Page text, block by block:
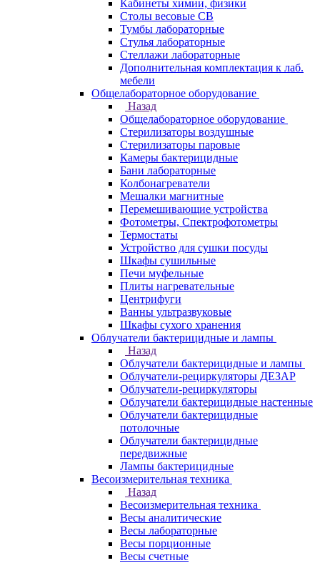
Кабинеты химии, физики
Столы весовые СВ
Тумбы лабораторные
Стулья лабораторные
Стеллажи лабораторные
Дополнительная комплектация к лаб.
мебели
Общелабораторное оборудование
Назад
Общелабораторное оборудование
Стерилизаторы воздушные
Стерилизаторы паровые
Камеры бактерицидные
Бани лабораторные
Колбонагреватели
Мешалки магнитные
Перемешивающие устройства
Фотометры, Спектрофотометры
Термостаты
Устройство для сушки посуды
Шкафы сушильные
Печи муфельные
Плиты нагревательные
Центрифуги
Ванны ультразвуковые
Шкафы сухого хранения
Облучатели бактерицидные и лампы
Назад
Облучатели бактерицидные и лампы
Облучатели-рециркуляторы ДЕЗАР
Облучатели-рециркуляторы
Облучатели бактерицидные настенные
Облучатели бактерицидные
потолочные
Облучатели бактерицидные
передвижные
Лампы бактерицидные
Весоизмерительная техника
Назад
Весоизмерительная техника
Весы аналитические
Весы лабораторные
Весы порционные
Весы счетные